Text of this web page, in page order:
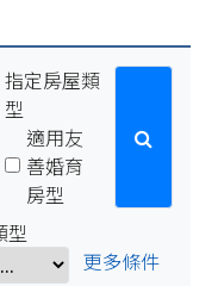
指定房屋類
型
適用友
善婚育
房型
型
更多條件